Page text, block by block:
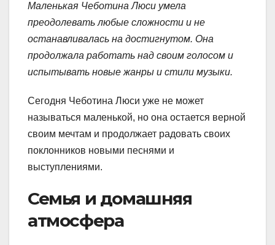
Маленькая Чеботина Люси умела
преодолевать любые сложности и не
останавливалась на достигнутом. Она
продолжала работать над своим голосом и
испытывать новые жанры и стили музыки.
Сегодня Чеботина Люси уже не может
называться маленькой, но она остается верной
своим мечтам и продолжает радовать своих
поклонников новыми песнями и
выступлениями.
Семья и домашняя
атмосфера